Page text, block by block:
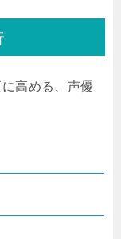
高める、声優